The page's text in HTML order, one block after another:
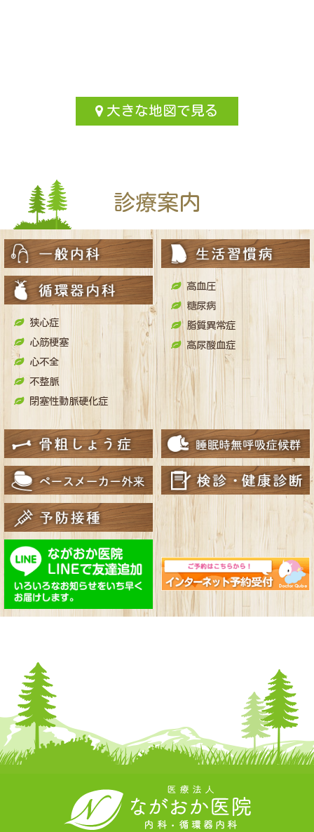
大きな地図で見る
診療案内
狭心症
心筋梗塞
心不全
不整脈
閉塞性動脈硬化症
高血圧
糖尿病
脂質異常症
高尿酸血症